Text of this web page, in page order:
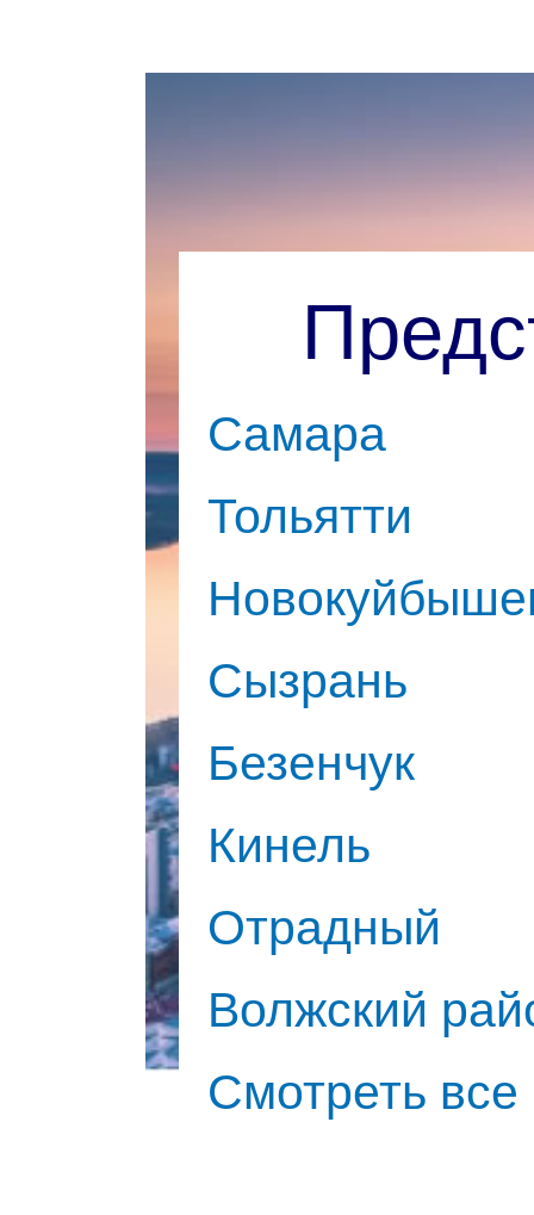
Самара
Тольятти
Сызрань
Безенчук
Кинель
Отрадный
Волжский
Смотреть все